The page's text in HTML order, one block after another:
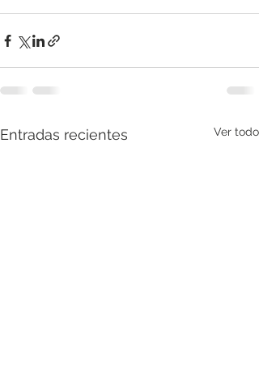
Entradas recientes Ver todo